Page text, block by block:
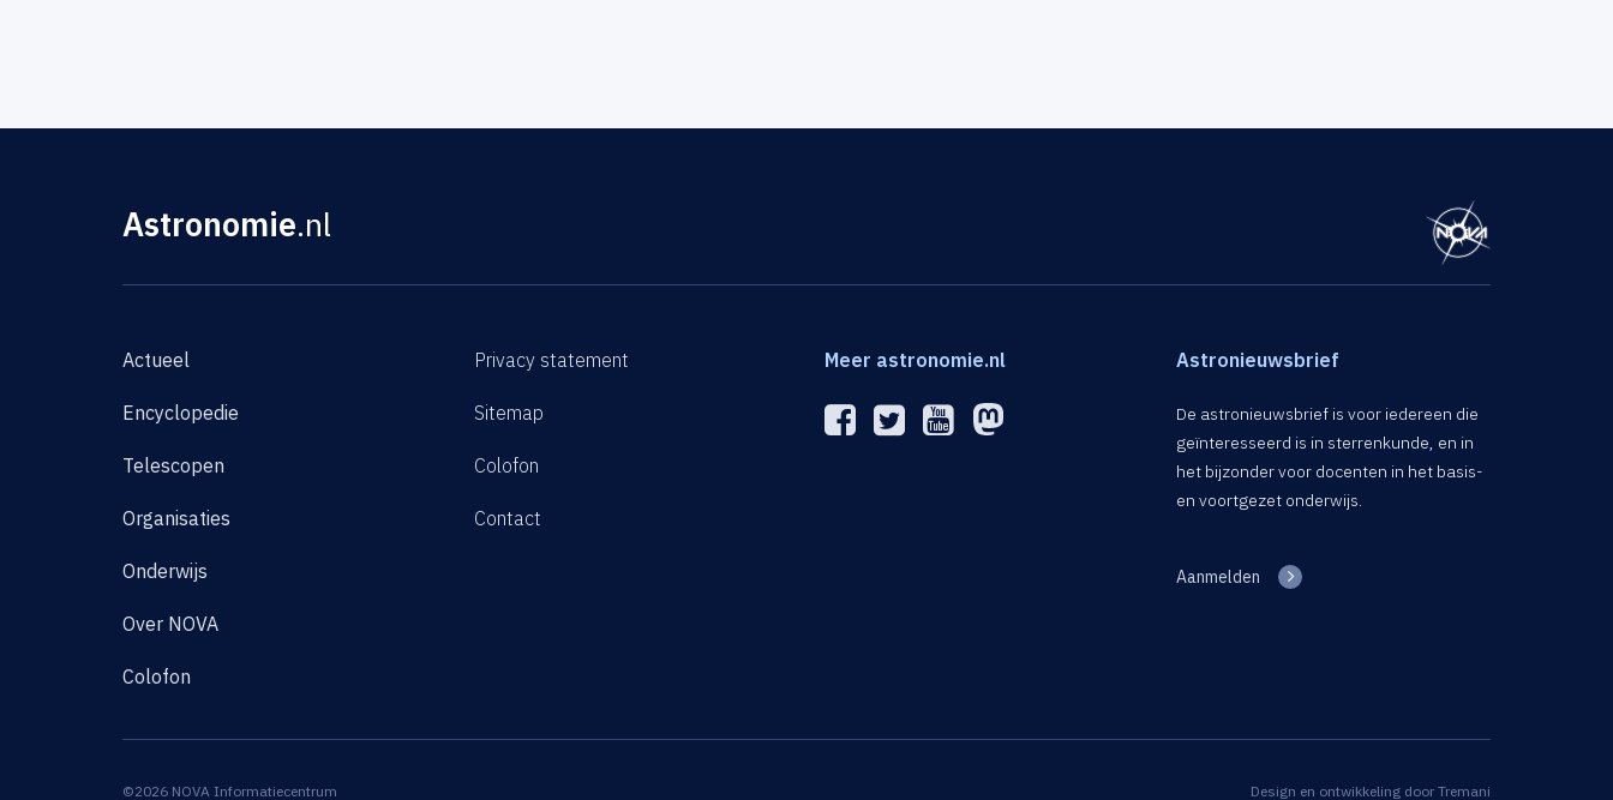
Astronomie.nl
Actueel
Encyclopedie
Telescopen
Organisaties
Onderwijs
Over NOVA
Colofon
Privacy statement
Sitemap
Colofon
Contact
Meer astronomie.nl Astronieuwsbrief
De astronieuwsbrief is voor iedereen die
geïnteresseerd is in sterrenkunde, en in
het bijzonder voor docenten in het basis-
en voortgezet onderwijs.
Aanmelden
©2026 NOVA Informatiecentrum Design en ontwikkeling door Tremani